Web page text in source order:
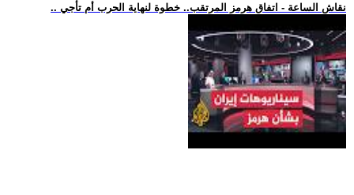
.. نقاش الساعة - اتفاق هرمز المرتقب.. خطوة لنهاية الحرب أم تأجي